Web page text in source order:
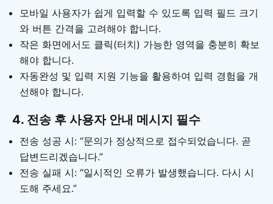
모바일 사용자가 쉽게 입력할 수 있도록 입력 필드 크기
와 버튼 간격을 고려해야 합니다.
작은 화면에서도 클릭(터치) 가능한 영역을 충분히 확보
해야 합니다.
자동완성 및 입력 지원 기능을 활용하여 입력 경험을 개
선해야 합니다.
4. 전송 후 사용자 안내 메시지 필수
전송 성공 시: “문의가 정상적으로 접수되었습니다. 곧
답변드리겠습니다.”
전송 실패 시: “일시적인 오류가 발생했습니다. 다시 시
도해 주세요.”